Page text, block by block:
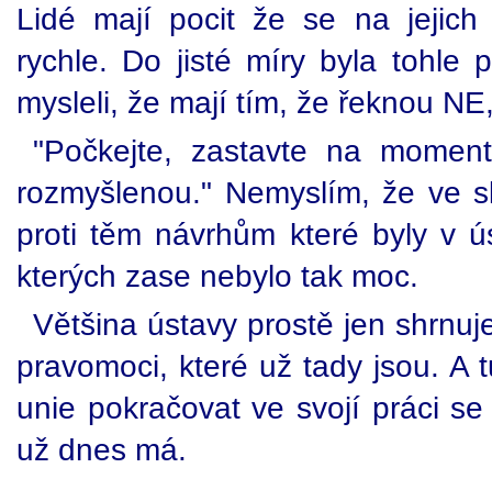
Lidé mají pocit že se na jejich
rychle. Do jisté míry byla tohle
mysleli, že mají tím, že řeknou
"Počkejte, zastavte na
rozmyšlenou." Nemyslím, že ve
proti těm návrhům které byly v
kterých zase nebylo tak moc.
Většina ústavy prostě jen
pravomoci, které už tady jsou. A
unie pokračovat ve svojí práci
už dnes má.